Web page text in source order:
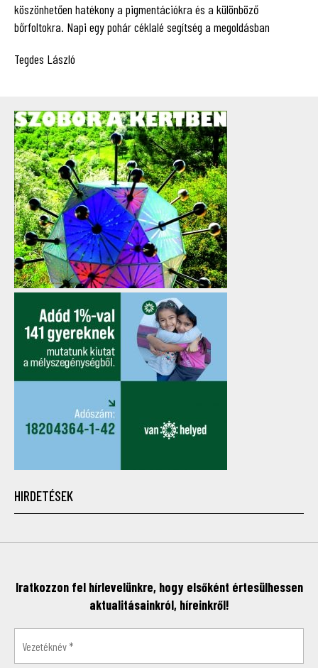
köszönhetően hatékony a pigmentációkra és a különböző
bőrfoltokra. Napi egy pohár céklalé segítség a megoldásban
Tegdes László
HIRDETÉSEK
Iratkozzon fel hírlevelünkre, hogy elsőként értesülhessen
aktualitásainkról, híreinkről!